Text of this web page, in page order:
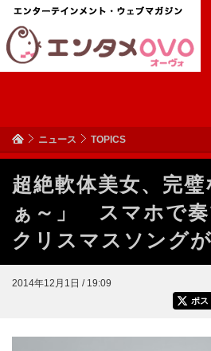
ニュース TOPICS
超絶軟体美女、完
ぁ～」 スマホで奏
クリスマスソング
2014年12月1日 / 19:09
ポス